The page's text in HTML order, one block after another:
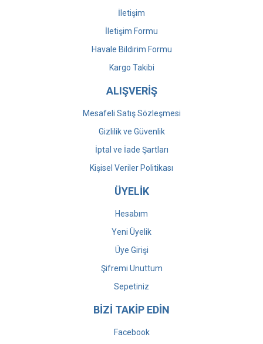
İletişim
İletişim Formu
Havale Bildirim Formu
Kargo Takibi
ALIŞVERİŞ
Mesafeli Satış Sözleşmesi
Gizlilik ve Güvenlik
İptal ve İade Şartları
Kişisel Veriler Politikası
ÜYELİK
Hesabım
Yeni Üyelik
Üye Girişi
Şifremi Unuttum
Sepetiniz
BİZİ TAKİP EDİN
Facebook